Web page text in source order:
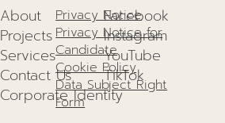
About
Projects
Services
Contact Us
Corporate Identity
Facebook
Instagram
YouTube
TikTok
Privacy Notice
Privacy Notice for
Candidate
Cookie Policy
Data Subject Right
Form